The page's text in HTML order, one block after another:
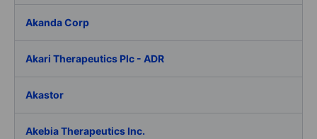
Akanda Corp
Akari Therapeutics Plc - ADR
Akastor
Akebia Therapeutics Inc.